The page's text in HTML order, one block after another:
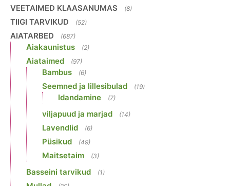
VEETAIMED KLAASANUMAS (8)
TIIGI TARVIKUD (52)
AIATARBED (687)
Aiakaunistus (2)
Aiataimed (97)
Bambus (6)
Seemned ja lillesibulad (19)
Idandamine (7)
viljapuud ja marjad (14)
Lavendlid (6)
Püsikud (49)
Maitsetaim (3)
Basseini tarvikud (1)